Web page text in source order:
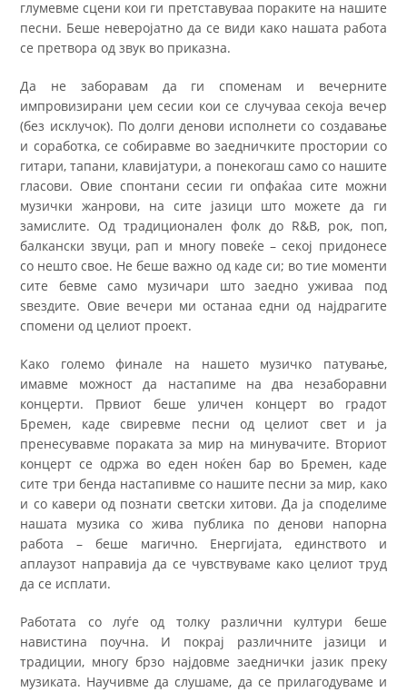
глумевме сцени кои ги претставуваа пораките на нашите
песни. Беше неверојатно да се види како нашата работа
се претвора од звук во приказна.
Да не заборавам да ги споменам и вечерните
импровизирани џем сесии кои се случуваа секоја вечер
(без исклучок). По долги денови исполнети со создавање
и соработка, се собиравме во заедничките простории со
гитари, тапани, клавијатури, а понекогаш само со нашите
гласови. Овие спонтани сесии ги опфаќаа сите можни
музички жанрови, на сите јазици што можете да ги
замислите. Од традиционален фолк до R&B, рок, поп,
балкански звуци, рап и многу повеќе – секој придонесе
со нешто свое. Не беше важно од каде си; во тие моменти
сите бевме само музичари што заедно уживаа под
ѕвездите. Овие вечери ми останаа едни од најдрагите
спомени од целиот проект.
Како големо финале на нашето музичко патување,
имавме можност да настапиме на два незаборавни
концерти. Првиот беше уличен концерт во градот
Бремен, каде свиревме песни од целиот свет и ја
пренесувавме пораката за мир на минувачите. Вториот
концерт се одржа во еден ноќен бар во Бремен, каде
сите три бенда настапивме со нашите песни за мир, како
и со кавери од познати светски хитови. Да ја споделиме
нашата музика со жива публика по денови напорна
работа – беше магично. Енергијата, единството и
аплаузот направија да се чувствуваме како целиот труд
да се исплати.
Работата со луѓе од толку различни култури беше
навистина поучна. И покрај различните јазици и
традиции, многу брзо најдовме заеднички јазик преку
музиката. Научивме да слушаме, да се прилагодуваме и